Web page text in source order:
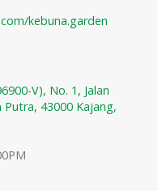
kebuna.garden
V), No. 1, Jalan
43000 Kajang,